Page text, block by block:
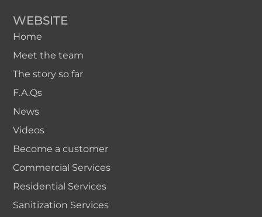
WEBSITE
Home
Meet the team
The story so far
F.A.Qs
News
Videos
Become a customer
Commercial Services
Residential Services
Sanitization Services